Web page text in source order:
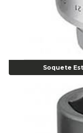
Alicate Bomba D Água
Alicate Corte Diagonal -
Alicate Corte Frontal -
Alicate Corte Frontal -
Alicate Corte Lateral
Alicate de Corte
Alicate de Pressão
Alicate para Abracadeira
Alicate para Anéis
Soquete